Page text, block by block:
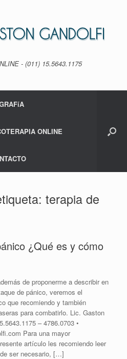
- (011) 15.5643.1175
ONLINE
terapia de
¿Qué es y cómo
de proponerme a describir en
de pánico, veremos el
que recomiendo y también
para combatirlo. Lic. Gaston
– 4786.0703 •
Para una mayor
artículo les recomiendo leer
ser necesario, […]